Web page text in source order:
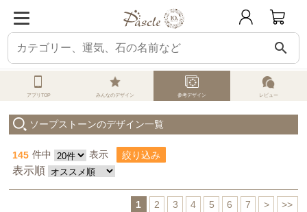
search
パスクル オーダーメイド 参考デザイン一覧
アプリTOP みんなのデザイン 参考デザイン レビュー
ソープストーンのデザイン一覧
145 件中 表示 絞り込み
表示順
1 2 3 4 5 6 7 > >>